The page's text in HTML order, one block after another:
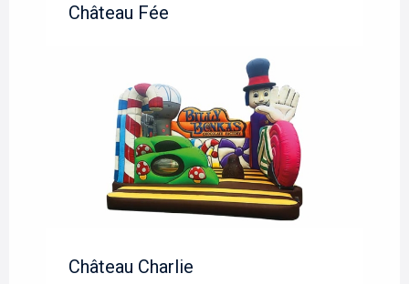
Château Fée
Château Charlie